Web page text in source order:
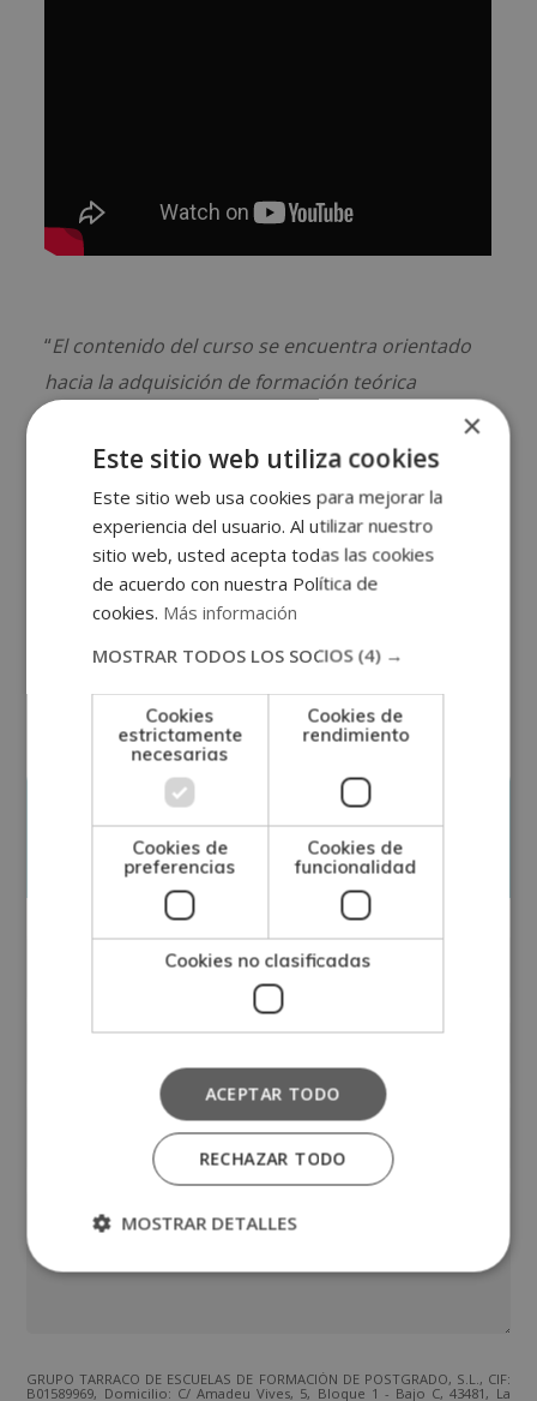
“El contenido del curso se encuentra orientado
hacia la adquisición de formación teórica
complementaria. Ciertas profesiones requieren
una titulación universitaria u oficial que puedes
consultar en la web del Ministerio de Educación
y en el Instituto Nacional de Cualificaciones
*El contenido del curso se encuentra orientado
hacia la adquisición de formación teórica
la obtención de una titulación oficial.
Solicita información
GRUPO TARRACO DE ESCUELAS DE FORMACIÓN DE POSTGRADO, S.L., CIF:
B01589969, Domicilio: C/ Amadeu Vives, 5, Bloque 1 - Bajo C, 43481, La
×
Este sitio web utiliza cookies
Este sitio web usa cookies para mejorar la
experiencia del usuario. Al utilizar nuestro
sitio web, usted acepta todas las cookies
de acuerdo con nuestra Política de
cookies. Más información
MOSTRAR TODOS LOS SOCIOS (4) →
Cookies
estrictamente
necesarias
Cookies de
rendimiento
Cookies de
preferencias
Cookies de
funcionalidad
Cookies no clasificadas
ACEPTAR TODO
RECHAZAR TODO
MOSTRAR DETALLES